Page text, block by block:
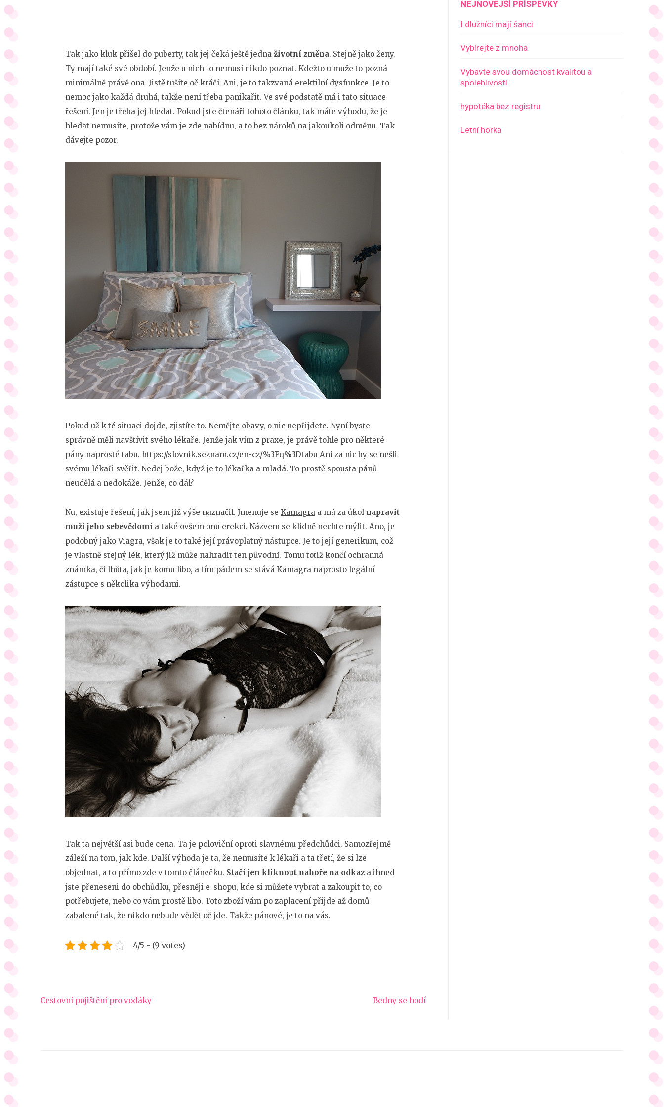
Tak jako kluk přišel do puberty, tak jej čeká ještě jedna životní změna. Stejně jako ženy.
Ty mají také své období. Jenže u nich to nemusí nikdo poznat. Kdežto u muže to pozná
minimálně právě ona. Jistě tušíte oč kráčí. Ani, je to takzvaná erektilní dysfunkce. Je to
nemoc jako každá druhá, takže není třeba panikařit. Ve své podstatě má i tato situace
řešení. Jen je třeba jej hledat. Pokud jste čtenáři tohoto článku, tak máte výhodu, že je
hledat nemusíte, protože vám je zde nabídnu, a to bez nároků na jakoukoli odměnu. Tak
dávejte pozor.
Pokud už k té situaci dojde, zjistíte to. Nemějte obavy, o nic nepřijdete. Nyní byste
správně měli navštívit svého lékaře. Jenže jak vím z praxe, je právě tohle pro některé
pány naprosté tabu. https://slovnik.seznam.cz/en-cz/%3Fq%3Dtabu Ani za nic by se nešli
svému lékaři svěřit. Nedej bože, když je to lékařka a mladá. To prostě spousta pánů
neudělá a nedokáže. Jenže, co dál?
Nu, existuje řešení, jak jsem již výše naznačil. Jmenuje se Kamagra a má za úkol napravit
muži jeho sebevědomí a také ovšem onu erekci. Názvem se klidně nechte mýlit. Ano, je
podobný jako Viagra, však je to také její právoplatný nástupce. Je to její generikum, což
je vlastně stejný lék, který již může nahradit ten původní. Tomu totiž končí ochranná
známka, či lhůta, jak je komu libo, a tím pádem se stává Kamagra naprosto legální
zástupce s několika výhodami.
Tak ta největší asi bude cena. Ta je poloviční oproti slavnému předchůdci. Samozřejmě
záleží na tom, jak kde. Další výhoda je ta, že nemusíte k lékaři a ta třetí, že si lze
objednat, a to přímo zde v tomto článečku. Stačí jen kliknout nahoře na odkaz a ihned
jste přeneseni do obchůdku, přesněji e-shopu, kde si můžete vybrat a zakoupit to, co
potřebujete, nebo co vám prostě libo. Toto zboží vám po zaplacení přijde až domů
zabalené tak, že nikdo nebude vědět oč jde. Takže pánové, je to na vás.
4/5 - (9 votes)
Navigace
Cestovní pojištění pro vodáky Bedny se hodí
NEJNOVĚJŠÍ PŘÍSPĚVKY
I dlužníci mají šanci
Vybírejte z mnoha
Vybavte svou domácnost kvalitou a
spolehlivostí
hypotéka bez registru
Letní horka